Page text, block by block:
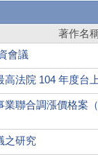
著作名
會議
法院 104 年度台
聯合調漲價格案
之研究